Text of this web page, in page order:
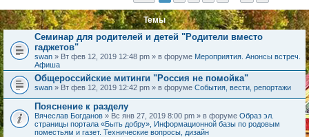
Темы
Семинар для родителей и детей "Родители вместо
гаджетов"
swan » Вт фев 12, 2019 12:48 pm » в форуме Мероприятия. Анонсы встреч.
Афиша
Общероссийские митинги "Россия не помойка"
swan » Вт фев 12, 2019 12:42 pm » в форуме События, вести, репортажи
Пояснение к разделу
Вячеслав Богданов » Вс янв 27, 2019 8:00 pm » в форуме Образ эл.
страницы портала «Быть добру», Информационной базы по родовым
поместьям и газет. Технические вопросы, дизайн